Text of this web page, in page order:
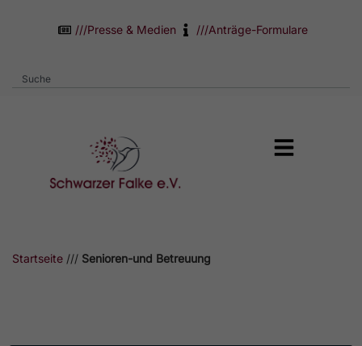
///Presse & Medien ///Anträge-Formulare
Startseite /// Senioren-und Betreuung